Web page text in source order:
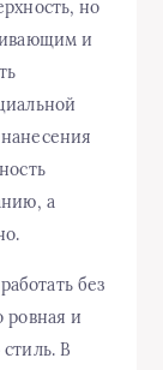
но
и
а
без
ровная и
В